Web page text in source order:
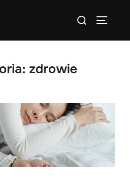
Search
zdrowie